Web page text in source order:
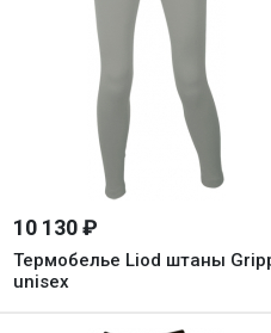
Термобелье Liod штаны
unisex
10 130 ₽